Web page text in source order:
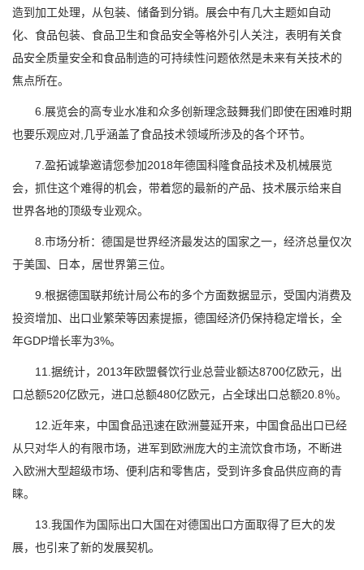
造到加工处理，从包装、储备到分销。展会中有几大主题如自动
化、食品包装、食品卫生和食品安全等格外引人关注，表明有关食
品安全质量安全和食品制造的可持续性问题依然是未来有关技术的
焦点所在。
6.展览会的高专业水准和众多创新理念鼓舞我们即使在困难时期
也要乐观应对,几乎涵盖了食品技术领域所涉及的各个环节。
7.盈拓诚挚邀请您参加2018年德国科隆食品技术及机械展览
会，抓住这个难得的机会，带着您的最新的产品、技术展示给来自
世界各地的顶级专业观众。
8.市场分析：德国是世界经济最发达的国家之一，经济总量仅次
于美国、日本，居世界第三位。
9.根据德国联邦统计局公布的多个方面数据显示，受国内消费及
投资增加、出口业繁荣等因素提振，德国经济仍保持稳定增长，全
年GDP增长率为3%。
11.据统计，2013年欧盟餐饮行业总营业额达8700亿欧元，出
口总额520亿欧元，进口总额480亿欧元，占全球出口总额20.8％。
12.近年来，中国食品迅速在欧洲蔓延开来，中国食品出口已经
从只对华人的有限市场，进军到欧洲庞大的主流饮食市场，不断进
入欧洲大型超级市场、便利店和零售店，受到许多食品供应商的青
睐。
13.我国作为国际出口大国在对德国出口方面取得了巨大的发
展，也引来了新的发展契机。